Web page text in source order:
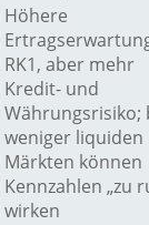
Höhere
RK1, aber mehr
Kredit- und
Währungsrisiko;
weniger liquiden
Märkten können
Kennzahlen „zu
wirken